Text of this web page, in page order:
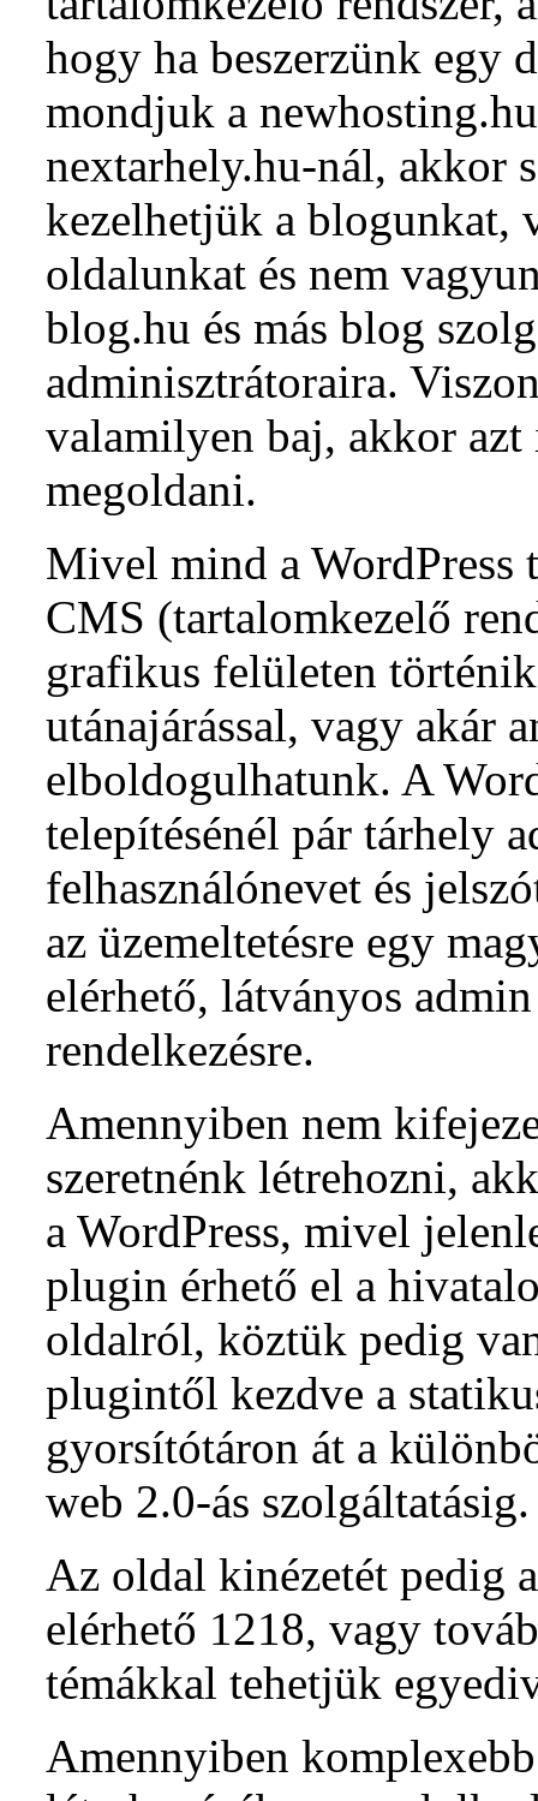
hogy ha beszerzünk egy
mondjuk a
nextarhely.hu-nál, akkor
kezelhetjük a blogunkat,
oldalunkat és nem
blog.hu és más blog
adminisztrátoraira.
valamilyen baj, akkor
megoldani.
Mivel mind a WordPress
CMS (tartalomkezelő
grafikus felületen
utánajárással, vagy akár
elboldogulhatunk. A
telepítésénél pár tárhely
felhasználónevet és
az üzemeltetésre egy
elérhető, látványos
rendelkezésre.
Amennyiben nem
szeretnénk létrehozni,
a WordPress, mivel
plugin érhető el a
oldalról, köztük pedig
plugintől kezdve a
gyorsítótáron át a
web 2.0-ás szolgáltatásig.
Az oldal kinézetét pedig
elérhető 1218, vagy
témákkal tehetjük
Amennyiben